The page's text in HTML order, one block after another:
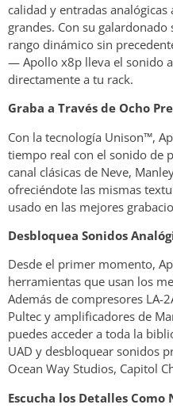
calidad y entradas
grandes. Con su
rango dinámico sin
— Apollo x8p lleva el sonido
directamente a tu rack.
Graba a Través de Ocho
Con la tecnología Unison™,
tiempo real con el sonido de
canal clásicas de Neve,
ofreciéndote las mismas
usado en las mejores
Desbloquea Sonidos
Desde el primer momento,
herramientas que usan los
Además de compresores LA-
Pultec y amplificadores de
puedes acceder a toda la
UAD y desbloquear sonidos
Ocean Way Studios, Capitol
Escucha los Detalles Como